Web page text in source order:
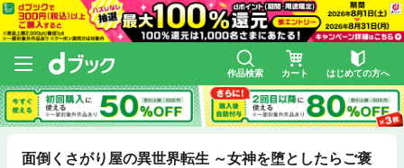
作品検索 カート はじめての方へ
面倒くさがり屋の異世界転生 ～女神を堕としたらご褒